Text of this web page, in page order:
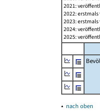
2021:
2022:
2023:
2024:
2025:
▴ nach oben